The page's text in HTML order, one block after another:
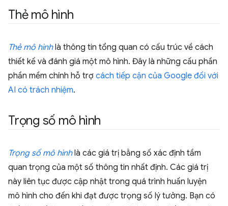
Thẻ mô hình
Thẻ mô hìnhlà thông tin tổng quan có cấu trúc về cách
thiết kế và đánh giá một mô hình. Đây là những cấu phần
phần mềm chính hỗ trợ cách tiếp cận của Google đối với
AI có trách nhiệm.
Trọng số mô hình
Trọng số mô hìnhlà các giá trị bằng số xác định tầm
quan trọng của một số thông tin nhất định. Các giá trị
này liên tục được cập nhật trong quá trình huấn luyện
mô hình cho đến khi đạt được trọng số lý tưởng. Bạn có